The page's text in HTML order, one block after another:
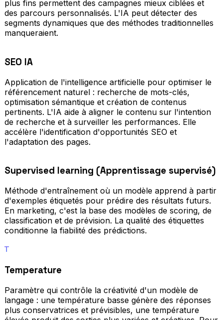
plus fins permettent des campagnes mieux ciblées et
des parcours personnalisés. L'IA peut détecter des
segments dynamiques que des méthodes traditionnelles
manqueraient.
SEO IA
Application de l'intelligence artificielle pour optimiser le
référencement naturel : recherche de mots-clés,
optimisation sémantique et création de contenus
pertinents. L'IA aide à aligner le contenu sur l'intention
de recherche et à surveiller les performances. Elle
accélère l'identification d'opportunités SEO et
l'adaptation des pages.
Supervised learning (Apprentissage supervisé)
Méthode d'entraînement où un modèle apprend à partir
d'exemples étiquetés pour prédire des résultats futurs.
En marketing, c'est la base des modèles de scoring, de
classification et de prévision. La qualité des étiquettes
conditionne la fiabilité des prédictions.
T
Temperature
Paramètre qui contrôle la créativité d'un modèle de
langage : une température basse génère des réponses
plus conservatrices et prévisibles, une température